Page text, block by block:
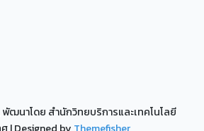
ฒนาโดย สำนักวิทยบริการและเทคโนโลยี